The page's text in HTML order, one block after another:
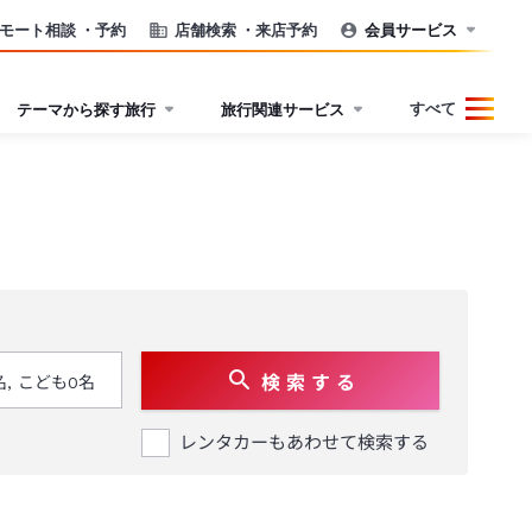
ート相談 ・予約 店舗検索 ・来店予約 会員サービス
テーマから探す旅行 旅行関連サービス すべて
検 索 す る
レンタカーもあわせて検索する